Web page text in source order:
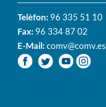
Telèfon: 96 335 51 10
Fax:96 334 87 02
E-Mail: comv@comv.es